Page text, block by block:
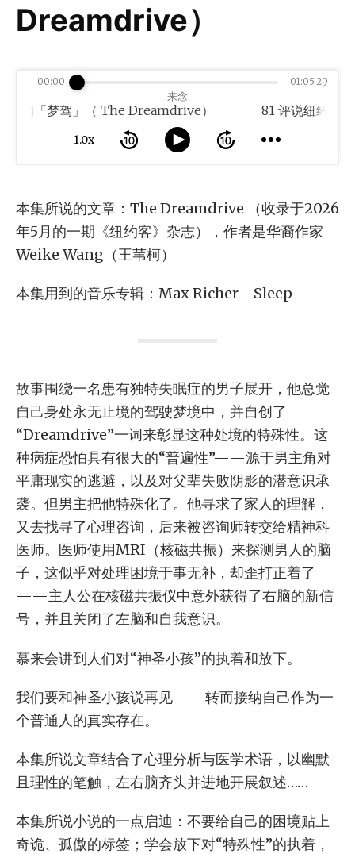
Dreamdrive）
来念
的「梦驾」（ The Dreamdrive）
1.0x
00:00 01:05:29
本集所说的文章：The Dreamdrive （收录于2026
年5月的一期《纽约客》杂志），作者是华裔作家
Weike Wang（王苇柯）
本集用到的音乐专辑：Max Richer - Sleep
故事围绕一名患有独特失眠症的男子展开，他总觉
自己身处永无止境的驾驶梦境中，并自创了
“Dreamdrive”一词来彰显这种处境的特殊性。这
种病症恐怕具有很大的“普遍性”——源于男主角对
平庸现实的逃避，以及对父辈失败阴影的潜意识承
袭。但男主把他特殊化了。他寻求了家人的理解，
又去找寻了心理咨询，后来被咨询师转交给精神科
医师。医师使用MRI（核磁共振）来探测男人的脑
子，这似乎对处理困境于事无补，却歪打正着了
——主人公在核磁共振仪中意外获得了右脑的新信
号，并且关闭了左脑和自我意识。
慕来会讲到人们对“神圣小孩”的执着和放下。
我们要和神圣小孩说再见——转而接纳自己作为一
个普通人的真实存在。
本集所说文章结合了心理分析与医学术语，以幽默
且理性的笔触，左右脑齐头并进地开展叙述……
本集所说小说的一点启迪：不要给自己的困境贴上
奇诡、孤傲的标签；学会放下对“特殊性”的执着，